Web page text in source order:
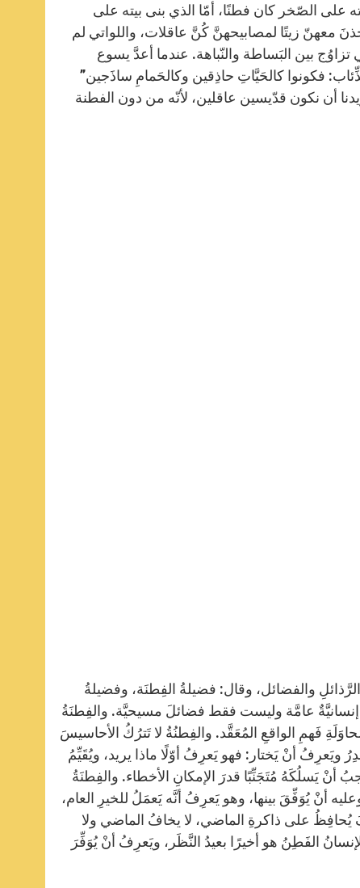
على الصّخر كان فطنًا، أمّا الذي بنى بيته على
7، 24-27). العذارى اللواتي أخذنَ معهنّ زيتًا لمصابيحهنَّ كُنَّ عاقلات، واللواتي لم
25، 1-13). الحياة المسيحيّة هي تزاوُج بين البَساطة والنّباهة. عندما أعدَّ يسوع
فكونوا كالحَيَّاتِ حاذِقين وكالحَمامِ ساذَجين”
يريدنا أن نكون قدّيسين عاقلين، لأنّه من دون الفطنة
والفضائل، وقال: فضيلةُ الفِطنَة، وفضيلةُ
عامَّة وليست فقط فضائلَ مسيحيَّة. والفِطنَةُ
فَهمِ الواقعِ المُعَقَّد. والفِطنُةُ لا تَترُكُ الأحاسيسَ
أنْ يَختار: فهو يَعرِفُ أوّلًا ماذا يريد، ويُقَيِّمُ
أنْ يَسلُكَهُ مُتَجَنِّبًا قدرَ الإمكانِ الأخطاء. والفِطنَةُ
أنْ يُوَفِّقَ بينها، وهو يَعرِفُ أنَّه يَعمَلُ للخيرِ العام،
على ذاكرةِ الماضي، لا يخافُ الماضي ولا
الفَطِنُ هو أخيرًا بعيدُ النَّظَر، ويَعرِفُ أنْ يُوَفِّرَ